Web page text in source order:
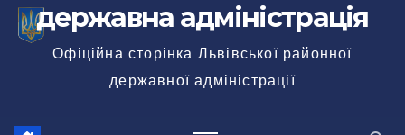
державна адміністрація
Офіційна сторінка Львівської районної
державної адміністрації